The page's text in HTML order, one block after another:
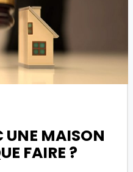
UNE MAISON
FAIRE ?